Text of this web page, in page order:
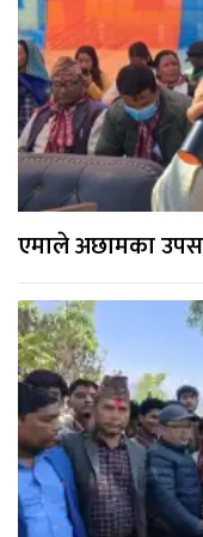
एमाले अछामका